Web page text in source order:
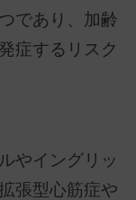
であり、加齢
症するリスク
やイングリッ
張型心筋症や